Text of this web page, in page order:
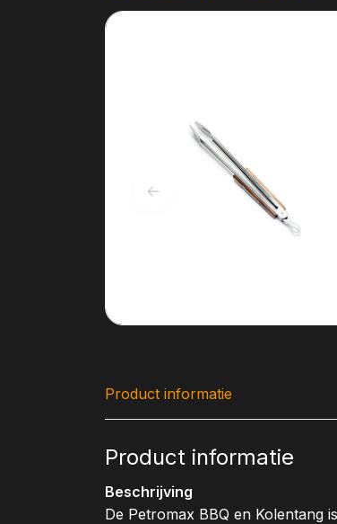
Product informatie
Product informatie
Beschrijving
De Petromax BBQ en Kolentang